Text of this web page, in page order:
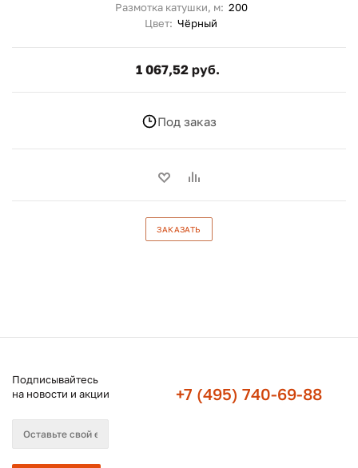
Размотка катушки, м: 200
Цвет: Чёрный
1 067,52 руб.
Под заказ
ЗАКАЗАТЬ
Подписывайтесь
на новости и акции
+7 (495) 740-69-88